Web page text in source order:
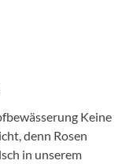
Keine
denn Rosen
in unserem